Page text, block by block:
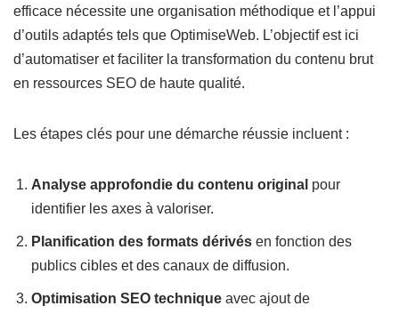
efficace nécessite une organisation méthodique et l’appui
d’outils adaptés tels que OptimiseWeb. L’objectif est ici
d’automatiser et faciliter la transformation du contenu brut
en ressources SEO de haute qualité.
Les étapes clés pour une démarche réussie incluent :
Analyse approfondie du contenu original pour
identifier les axes à valoriser.
Planification des formats dérivés en fonction des
publics cibles et des canaux de diffusion.
Optimisation SEO technique avec ajout de